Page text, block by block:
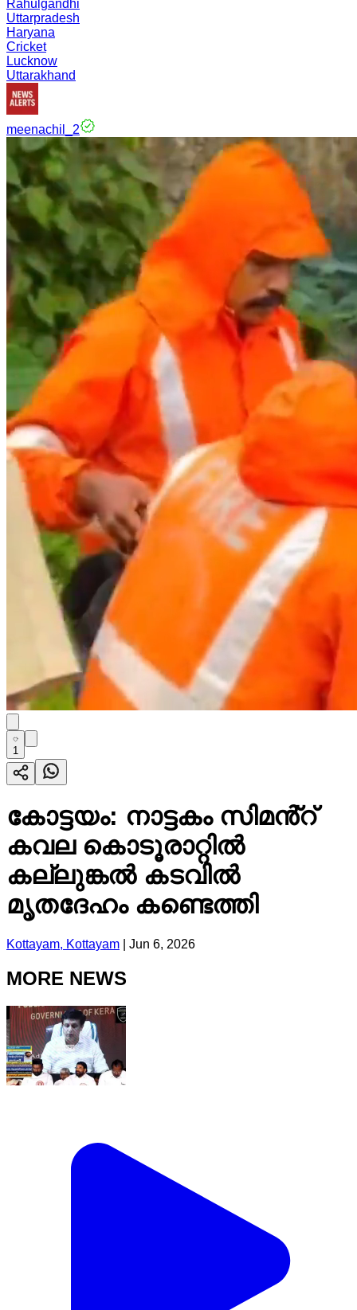
Rahulgandhi
Uttarpradesh
Haryana
Cricket
Lucknow
Uttarakhand
meenachil_2
1
കോട്ടയം: നാട്ടകം സിമൻ്റ്
കവല കൊടൂരാറ്റിൽ
കല്ലുങ്കൽ കടവിൽ
മൃതദേഹം കണ്ടെത്തി
Kottayam, Kottayam Jun 6, 2026
MORE NEWS